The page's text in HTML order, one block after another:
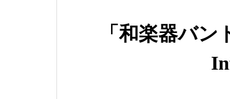
「和楽器バ